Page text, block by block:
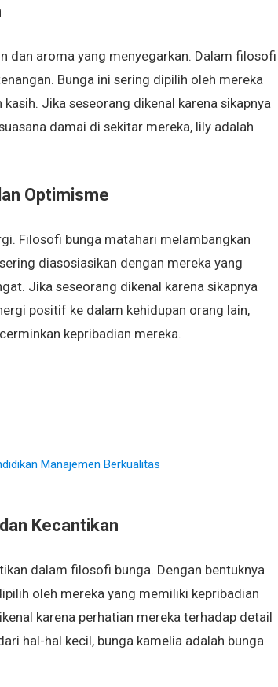
dan aroma yang menyegarkan. Dalam filosofi
Bunga ini sering dipilih oleh mereka
Jika seseorang dikenal karena sikapnya
damai di sekitar mereka, lily adalah
Optimisme
Filosofi bunga matahari melambangkan
diasosiasikan dengan mereka yang
Jika seseorang dikenal karena sikapnya
positif ke dalam kehidupan orang lain,
kepribadian mereka.
Manajemen Berkualitas
Kecantikan
dalam filosofi bunga. Dengan bentuknya
oleh mereka yang memiliki kepribadian
karena perhatian mereka terhadap detail
hal-hal kecil, bunga kamelia adalah bunga